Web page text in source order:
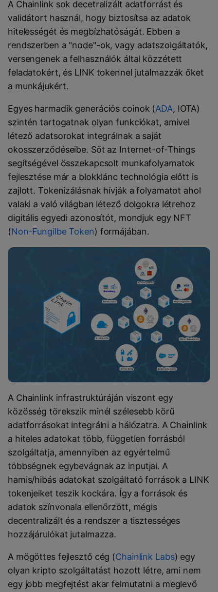
A Chainlink sok decetralizált adatforrást és
validátort használ, hogy biztosítsa az adatok
hitelességét és megbízhatóságát. Ebben a
rendszerben a "node"-ok, vagy adatszolgáltatók,
versengenek a felhasználók által közzétett
feladatokért, és LINK tokennel jutalmazzák őket
a munkájukért.
Egyes harmadik generációs coinok (ADA, IOTA)
szintén tartogatnak olyan funkciókat, amivel
létező adatsorokat integrálnak a saját
okosszerződéseibe. Sőt az Internet-of-Things
segítségével összekapcsolt munkafolyamatok
fejlesztése már a blokklánc technológia előtt is
zajlott. Tokenizálásnak hívják a folyamatot ahol
valaki a való világban létező dolgokra létrehoz
digitális egyedi azonosítót, mondjuk egy NFT
(Non-Fungilbe Token) formájában.
A Chainlink infrastruktúráján viszont egy
közösség törekszik minél szélesebb körű
adatforrásokat integrálni a hálózatra. A Chainlink
a hiteles adatokat több, független forrásból
szolgáltatja, amennyiben az egyértelmű
többségnek egybevágnak az inputjai. A
hamis/hibás adatokat szolgáltató források a LINK
tokenjeiket teszik kockára. Így a források és
adatok színvonala ellenőrzött, mégis
decentralizált és a rendszer a tisztességes
hozzájárulókat jutalmazza.
A mögöttes fejlesztő cég (Chainlink Labs) egy
olyan kripto szolgáltatást hozott létre, ami nem
egy jobb megfejtést akar felmutatni a meglevő